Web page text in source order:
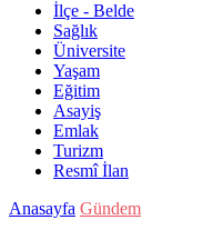
İlçe - Belde
Sağlık
Üniversite
Yaşam
Eğitim
Asayiş
Emlak
Turizm
Resmî İlan
Anasayfa Gündem